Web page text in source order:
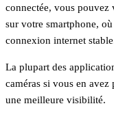
connectée, vous pouvez
sur votre smartphone,
connexion internet
La plupart des
caméras si vous en
une meilleure visibilité.